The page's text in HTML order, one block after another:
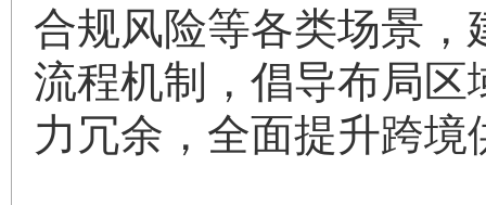
合规风险等各类场景
流程机制，倡导布局区
力冗余，全面提升跨